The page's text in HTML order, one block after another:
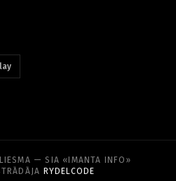
— SIA «IMANTA INFO»
RYDELCODE